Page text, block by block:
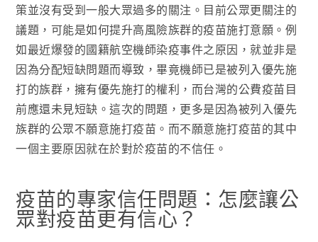
策並沒有受到一般大眾過多的關注。目前公眾更關注的
議題，可能是如何提升高風險族群的疫苗施打意願。例
如最近爆發的國籍航空機師染疫事件之原因，就並非是
因為分配短缺問題而導致，畢竟機師已是被列入優先施
打的族群，擁有優先施打的權利，而台灣的公費疫苗目
前應還未見短缺。這次的問題，更多是因為被列入優先
族群的公眾不願意施打疫苗。而不願意施打疫苗的其中
一個主要原因就在於對於疫苗的不信任。
疫苗的專家信任問題：怎麼讓公
眾對疫苗更有信心？